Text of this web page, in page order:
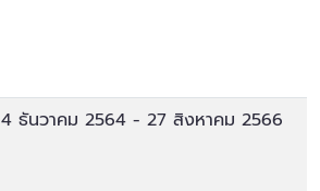
4 ธันวาคม 2564 - 27 สิงหาคม 2566